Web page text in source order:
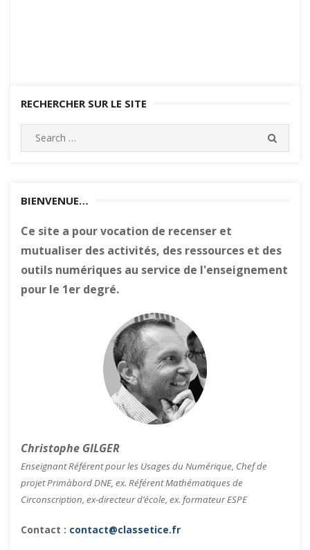
RECHERCHER SUR LE SITE
Search
for:
BIENVENUE…
Ce site a pour vocation de recenser et
mutualiser des activités, des ressources et des
outils numériques au service de l'enseignement
pour le 1er degré.
Christophe GILGER
Enseignant Référent pour les Usages du Numérique, Chef de
projet Primàbord DNE, ex. Référent Mathématiques de
Circonscription, ex-directeur d’école, ex. formateur ESPE
Contact : contact@classetice.fr